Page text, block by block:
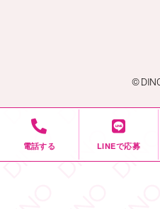
電話する LINEで応募